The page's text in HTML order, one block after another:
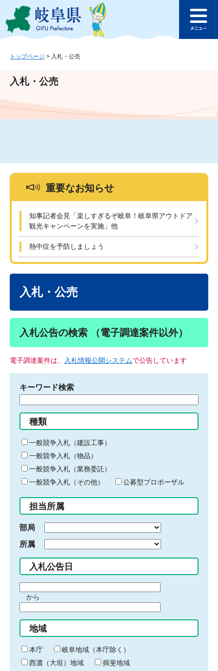
ジ
ュ
文
このページの本文へ
ュ
トップページ > 入札・公売
入札・公売
重要なお知らせ
知事記者会見「楽しすぎるぞ岐阜！岐阜県アウトドア
観光キャンペーンを実施」他
熱中症を予防しましょう
入札・公売
入札公告の検索 （電子調達案件以外）
電子調達案件は、 入札情報公開システムで公告しています
キーワード検索
る
キ
ー
ワ
ー
ド
入
力
種類
一般競争入札（建設工事）
一般競争入札（物品）
一般競争入札（業務委託）
一般競争入札（その他）
公募型プロポーザル
担当所属
部局
所属
入札公告日
間
始
り
から
間
終
わ
り
地域
本庁
岐阜地域（本庁除く）
西濃（大垣）地域
揖斐地域